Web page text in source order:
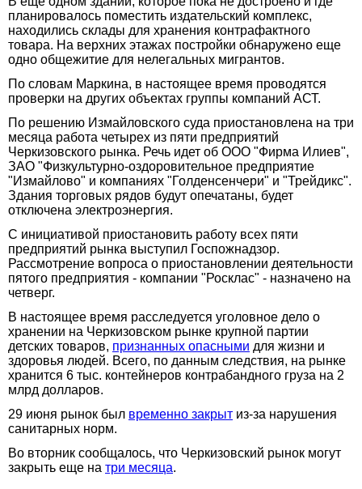
планировалось поместить издательский комплекс,
находились склады для хранения контрафактного
товара. На верхних этажах постройки обнаружено еще
одно общежитие для нелегальных мигрантов.
По словам Маркина, в настоящее время проводятся
проверки на других объектах группы компаний АСТ.
По решению Измайловского суда приостановлена на три
месяца работа четырех из пяти предприятий
Черкизовского рынка. Речь идет об ООО "Фирма Илиев",
ЗАО "Физкультурно-оздоровительное предприятие
"Измайлово" и компаниях "Голденсенчери" и "Трейдикс".
Здания торговых рядов будут опечатаны, будет
отключена электроэнергия.
С инициативой приостановить работу всех пяти
предприятий рынка выступил Госпожнадзор.
Рассмотрение вопроса о приостановлении деятельности
пятого предприятия - компании "Росклас" - назначено на
четверг.
В настоящее время расследуется уголовное дело о
хранении на Черкизовском рынке крупной партии
детских товаров, признанных опасными для жизни и
здоровья людей. Всего, по данным следствия, на рынке
хранится 6 тыс. контейнеров контрабандного груза на 2
млрд долларов.
29 июня рынок был временно закрыт из-за нарушения
санитарных норм.
Во вторник сообщалось, что Черкизовский рынок могут
закрыть еще на три месяца.